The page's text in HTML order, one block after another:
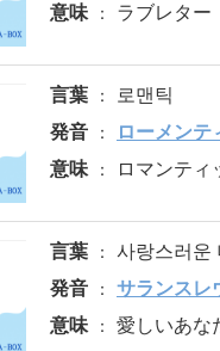
意味
ラブレター
言葉
로맨틱
発音
ローメンテ
意味
ロマンティ
言葉
사랑스러운
発音
サランスレ
意味
愛しいあな